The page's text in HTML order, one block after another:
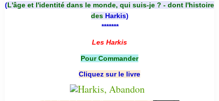
(L'âge et l'identité dans le monde, qui suis-je ? - dont l'histoire
des Harkis)
*******
Les Harkis
Pour Commander
Cliquez sur le livre